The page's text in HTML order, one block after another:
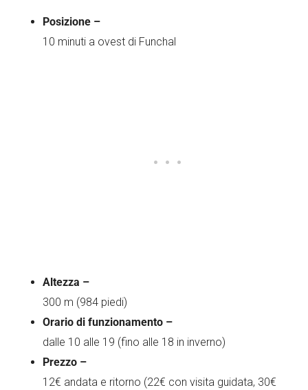
Posizione –
10 minuti a ovest di Funchal
Altezza –
300 m (984 piedi)
Orario di funzionamento –
dalle 10 alle 19 (fino alle 18 in inverno)
Prezzo –
12€ andata e ritorno (22€ con visita guidata, 30€